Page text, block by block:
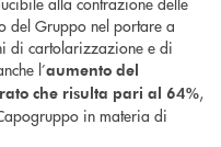
del Gruppo nel portare a
di cartolarizzazione e di
l’aumento del
che risulta pari al 64%,
in materia di